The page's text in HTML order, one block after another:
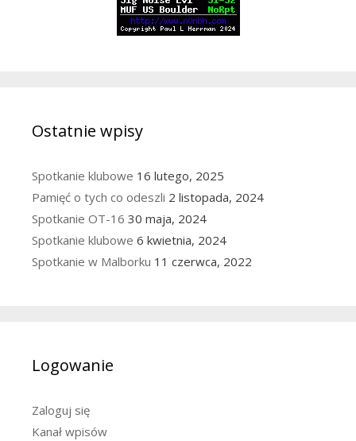
Ostatnie wpisy
Spotkanie klubowe 16 lutego, 2025
Pamięć o tych co odeszli 2 listopada, 2024
Spotkanie OT-16 30 maja, 2024
Spotkanie klubowe 6 kwietnia, 2024
Spotkanie w Malborku 11 czerwca, 2022
Logowanie
Zaloguj się
Kanał wpisów